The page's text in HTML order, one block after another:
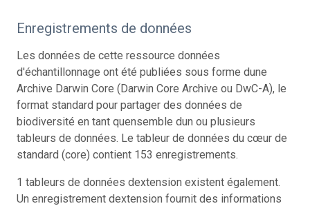
Enregistrements de données
Les données de cette ressource données
d'échantillonnage ont été publiées sous forme dune
Archive Darwin Core (Darwin Core Archive ou DwC-A), le
format standard pour partager des données de
biodiversité en tant quensemble dun ou plusieurs
tableurs de données. Le tableur de données du cœur de
standard (core) contient 153 enregistrements.
1 tableurs de données dextension existent également.
Un enregistrement dextension fournit des informations